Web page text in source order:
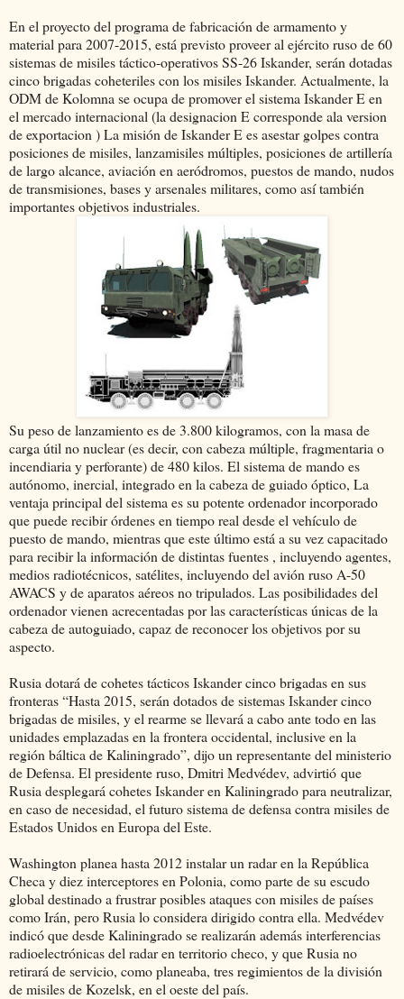
En el proyecto del programa de fabricación de armamento y
material para 2007-2015, está previsto proveer al ejército ruso de 60
sistemas de misiles táctico-operativos SS-26 Iskander, serán dotadas
cinco brigadas coheteriles con los misiles Iskander. Actualmente, la
ODM de Kolomna se ocupa de promover el sistema Iskander E en
el mercado internacional (la designacion E corresponde ala version
de exportacion ) La misión de Iskander E es asestar golpes contra
posiciones de misiles, lanzamisiles múltiples, posiciones de artillería
de largo alcance, aviación en aeródromos, puestos de mando, nudos
de transmisiones, bases y arsenales militares, como así también
importantes objetivos industriales.
Su peso de lanzamiento es de 3.800 kilogramos, con la masa de
carga útil no nuclear (es decir, con cabeza múltiple, fragmentaria o
incendiaria y perforante) de 480 kilos. El sistema de mando es
autónomo, inercial, integrado en la cabeza de guiado óptico, La
ventaja principal del sistema es su potente ordenador incorporado
que puede recibir órdenes en tiempo real desde el vehículo de
puesto de mando, mientras que este último está a su vez capacitado
para recibir la información de distintas fuentes , incluyendo agentes,
medios radiotécnicos, satélites, incluyendo del avión ruso A-50
AWACS y de aparatos aéreos no tripulados. Las posibilidades del
ordenador vienen acrecentadas por las características únicas de la
cabeza de autoguiado, capaz de reconocer los objetivos por su
aspecto.
Rusia dotará de cohetes tácticos Iskander cinco brigadas en sus
fronteras “Hasta 2015, serán dotados de sistemas Iskander cinco
brigadas de misiles, y el rearme se llevará a cabo ante todo en las
unidades emplazadas en la frontera occidental, inclusive en la
región báltica de Kaliningrado”, dijo un representante del ministerio
de Defensa. El presidente ruso, Dmitri Medvédev, advirtió que
Rusia desplegará cohetes Iskander en Kaliningrado para neutralizar,
en caso de necesidad, el futuro sistema de defensa contra misiles de
Estados Unidos en Europa del Este.
Washington planea hasta 2012 instalar un radar en la República
Checa y diez interceptores en Polonia, como parte de su escudo
global destinado a frustrar posibles ataques con misiles de países
como Irán, pero Rusia lo considera dirigido contra ella. Medvédev
indicó que desde Kaliningrado se realizarán además interferencias
radioelectrónicas del radar en territorio checo, y que Rusia no
retirará de servicio, como planeaba, tres regimientos de la división
de misiles de Kozelsk, en el oeste del país.